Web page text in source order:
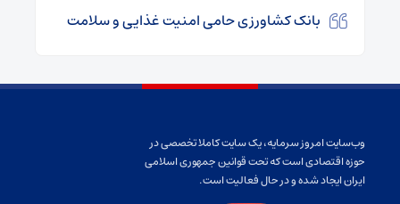
بانک کشاورزی حامی امنیت غذایی و سلامت
وب‌سایت امروز سرمایه، یک سایت کاملا تخصصی در
حوزه اقتصادی است که تحت قوانین جمهوری اسلامی
ایران ایجاد شده و در حال فعالیت است.